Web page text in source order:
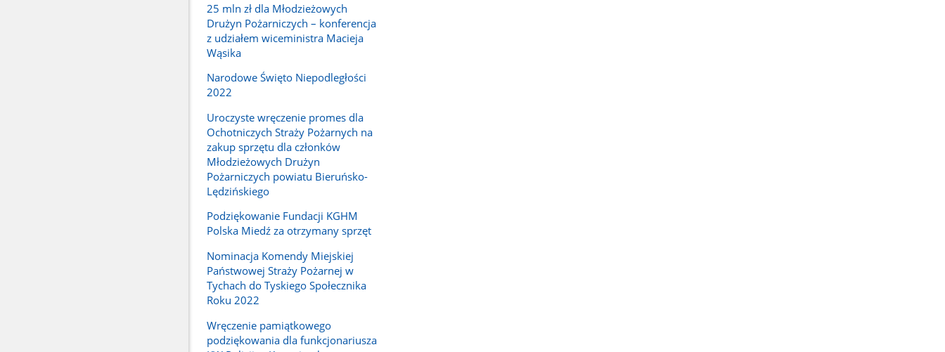
25 mln zł dla Młodzieżowych
Drużyn Pożarniczych – konferencja
z udziałem wiceministra Macieja
Wąsika
Narodowe Święto Niepodległości
2022
Uroczyste wręczenie promes dla
Ochotniczych Straży Pożarnych na
zakup sprzętu dla członków
Młodzieżowych Drużyn
Pożarniczych powiatu Bieruńsko-
Lędzińskiego
Podziękowanie Fundacji KGHM
Polska Miedź za otrzymany sprzęt
Nominacja Komendy Miejskiej
Państwowej Straży Pożarnej w
Tychach do Tyskiego Społecznika
Roku 2022
Wręczenie pamiątkowego
podziękowania dla funkcjonariusza